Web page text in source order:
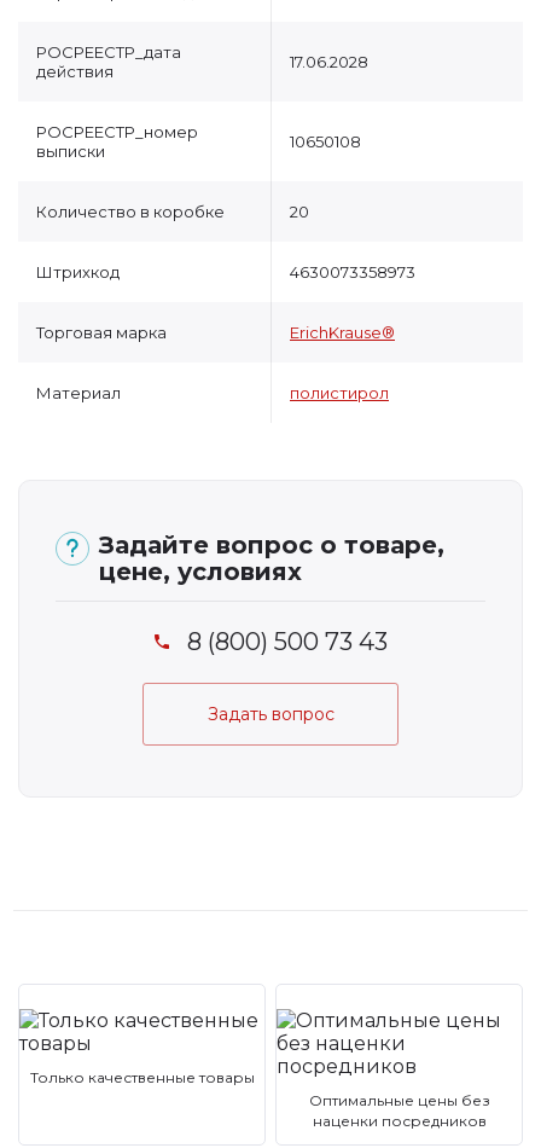
РОСРЕЕСТР_дата
действия
17.06.2028
РОСРЕЕСТР_номер
выписки
10650108
Количество в коробке 20
Штрихкод 4630073358973
Торговая марка ErichKrause®
Материал полистирол
Задайте вопрос о товаре,
цене, условиях
8 (800) 500 73 43
Задать вопрос
Только качественные товары
Оптимальные цены без
наценки посредников